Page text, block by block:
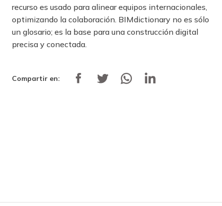
recurso es usado para alinear equipos internacionales,
optimizando la colaboración. BIMdictionary no es sólo
un glosario; es la base para una construcción digital
precisa y conectada.
Compartir en: